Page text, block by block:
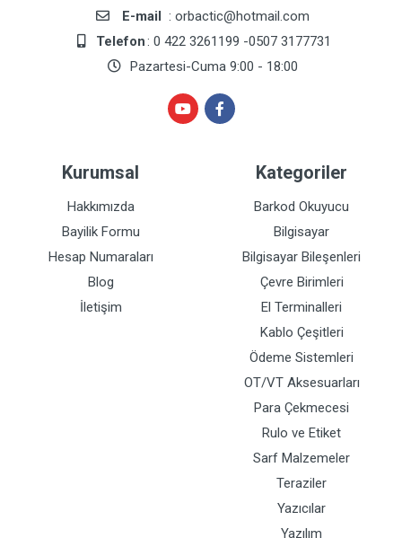
E-mail : orbactic@hotmail.com
Telefon: 0 422 3261199 -0507 3177731
Pazartesi-Cuma 9:00 - 18:00
Kurumsal
Hakkımızda
Bayilik Formu
Hesap Numaraları
Blog
İletişim
Kategoriler
Barkod Okuyucu
Bilgisayar
Bilgisayar Bileşenleri
Çevre Birimleri
El Terminalleri
Kablo Çeşitleri
Ödeme Sistemleri
OT/VT Aksesuarları
Para Çekmecesi
Rulo ve Etiket
Sarf Malzemeler
Teraziler
Yazıcılar
Yazılım